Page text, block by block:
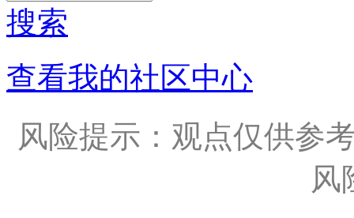
搜索
查看我的社区中心
风险提示：观点仅供参
风